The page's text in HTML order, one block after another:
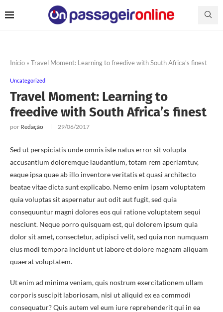
Início » Travel Moment: Learning to freedive with South Africa’s finest
Uncategorized
Travel Moment: Learning to
freedive with South Africa’s finest
por Redação 29/06/2017
Sed ut perspiciatis unde omnis iste natus error sit volupta
accusantium doloremque laudantium, totam rem aperiamtuv,
eaque ipsa quae ab illo inventore veritatis et quasi architecto
beatae vitae dicta sunt explicabo. Nemo enim ipsam voluptatem
quia voluptas sit aspernatur aut odit aut fugit, sed quia
consequuntur magni dolores eos qui ratione voluptatem sequi
nesciunt. Neque porro quisquam est, qui dolorem ipsum quia
dolor sit amet, consectetur, adipisci velit, sed quia non numquam
eius modi tempora incidunt ut labore et dolore magnam aliquam
quaerat voluptatem.
Ut enim ad minima veniam, quis nostrum exercitationem ullam
corporis suscipit laboriosam, nisi ut aliquid ex ea commodi
consequatur? Quis autem vel eum iure reprehenderit qui in ea